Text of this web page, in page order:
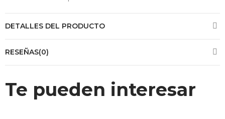
DETALLES DEL PRODUCTO
RESEÑAS(0)
Te pueden interesar